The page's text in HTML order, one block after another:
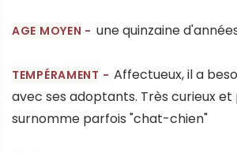
AGE MOYEN une quinzaine
TEMPÉRAMENT
Affectueux, il a
avec ses adoptants. Très curieux
surnomme parfois "chat-chien"